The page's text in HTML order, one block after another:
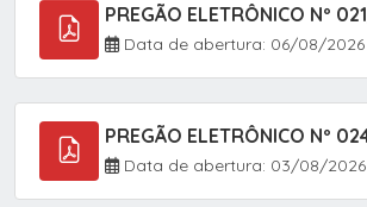
Data de abertura: 06/08/2026
Data de abertura: 03/08/2026